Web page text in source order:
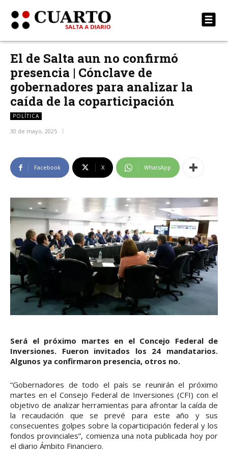
El de Salta aun no confirmó
presencia | Cónclave de
gobernadores para analizar la
caída de la coparticipación
POLÍTICA
30 de mayo, 2025
Facebook X WhatsApp
Será el próximo martes en el Concejo Federal de
Inversiones. Fueron invitados los 24 mandatarios.
Algunos ya confirmaron presencia, otros no.
“Gobernadores de todo el país se reunirán el próximo
martes en el Consejo Federal de Inversiones (CFI) con el
objetivo de analizar herramientas para afrontar la caída de
la recaudación que se prevé para este año y sus
consecuentes golpes sobre la coparticipación federal y los
fondos provinciales”, comienza una nota publicada hoy por
el diario Ámbito Financiero.